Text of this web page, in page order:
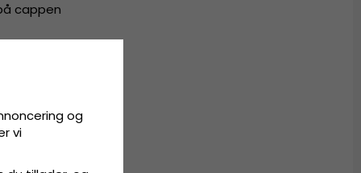
cappen
og
vi